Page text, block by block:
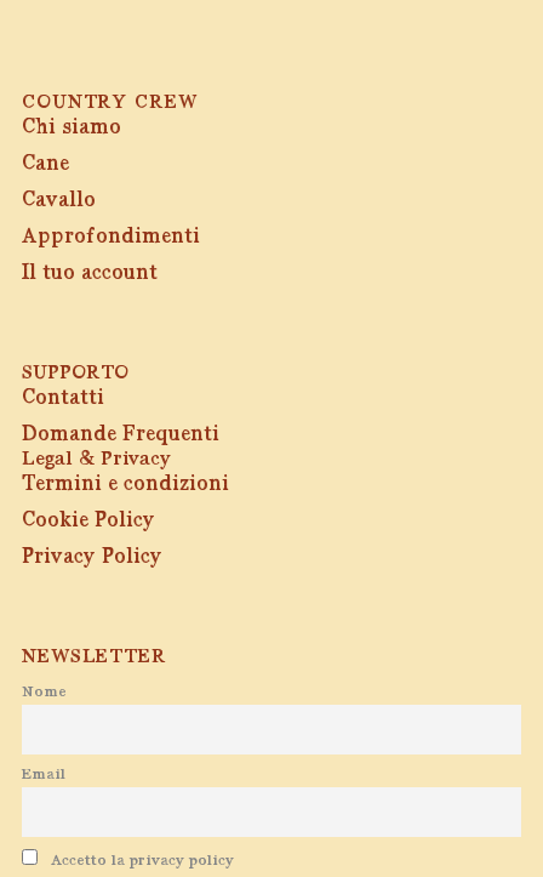
COUNTRY CREW
Chi siamo
Cane
Cavallo
Approfondimenti
Il tuo account
SUPPORTO
Contatti
Domande Frequenti
Legal & Privacy
Termini e condizioni
Cookie Policy
Privacy Policy
NEWSLETTER
Nome
Email
Accetto la privacy policy